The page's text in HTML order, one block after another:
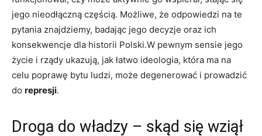
jego nieodłączną częścią. Możliwe, że odpowiedzi na te
pytania znajdziemy, badając jego decyzje oraz ich
konsekwencje dla historii Polski.W pewnym sensie jego
życie i rządy ukazują, jak łatwo ideologia, która ma na
celu poprawę bytu ludzi, może degenerować i prowadzić
do represji.
Droga do władzy – skąd się wziął